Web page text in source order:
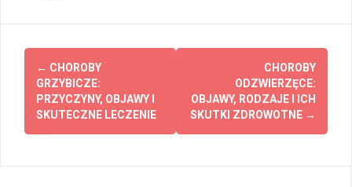
Post
navigation
← CHOROBY
GRZYBICZE:
PRZYCZYNY, OBJAWY I
SKUTECZNE LECZENIE
CHOROBY
ODZWIERZĘCE:
OBJAWY, RODZAJE I ICH
SKUTKI ZDROWOTNE →